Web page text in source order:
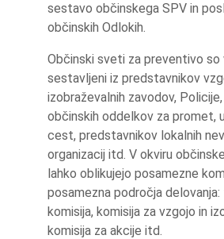
sestavo občinskega SPV in
občinskih Odlokih.
Občinski sveti za preventivo so
sestavljeni iz predstavnikov
izobraževalnih zavodov,
občinskih oddelkov za promet,
cest, predstavnikov lokalnih
organizacij itd. V okviru
lahko oblikujejo posamezne
posamezna področja
komisija, komisija za vzgojo in
komisija za akcije itd.